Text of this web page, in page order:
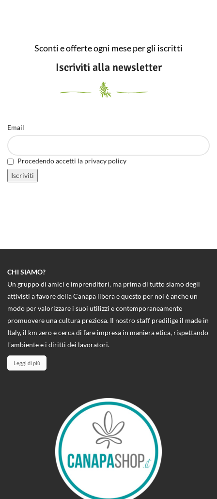
Sconti e offerte ogni mese per gli iscritti
Iscriviti alla newsletter
Email
Procedendo accetti la privacy policy
CHI SIAMO?
Un gruppo di amici e imprenditori, ma prima di tutto siamo degli
attivisti a favore della Canapa libera e questo per noi è anche un
modo per valorizzare i suoi utilizzi e contemporaneamente
promuovere una cultura preziosa. Il nostro staff predilige il made in
Italy, il km zero e cerca di fare impresa in maniera etica, rispettando
l'ambiente e i diritti dei lavoratori.
Leggi di più